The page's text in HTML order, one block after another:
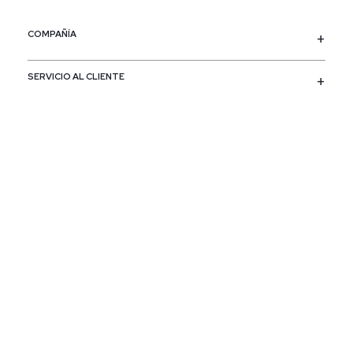
COMPAÑÍA
SERVICIO AL CLIENTE